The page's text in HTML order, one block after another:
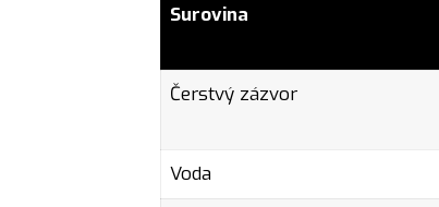
Surovina
Čerstvý zázvor
Voda